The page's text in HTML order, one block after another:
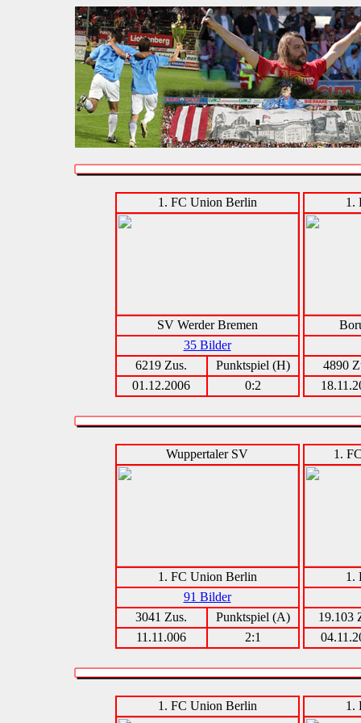
1. FC Union Berlin
SV Werder Bremen
35 Bilder
6219 Zus.
Punktspiel (H)
01.12.2006
0:2
1.
4890
Wuppertaler SV
1. FC Union Berlin
91 Bilder
3041 Zus.
Punktspiel (A)
11.11.006
2:1
1.
1.
19.103
1. FC Union Berlin 1.